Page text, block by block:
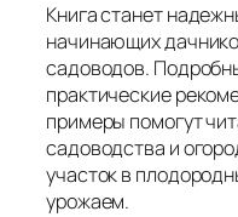
Книга станет
начинающих
садоводов.
практические
примеры помогут
садоводства и
участок в
урожаем.